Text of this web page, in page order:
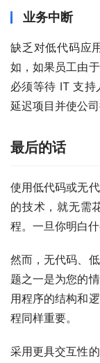
业务中断
缺乏对低代码应
如，如果员工由
必须等待 IT 支持
延迟项目并使公
最后的话
使用低代码或无
的技术，就无需
程。一旦你明白
然而，无代码、
题之一是为您的
用程序的结构和
程同样重要。
采用更具交互性